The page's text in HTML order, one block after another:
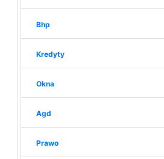
Bhp
Kredyty
Okna
Agd
Prawo